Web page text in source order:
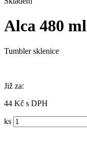
Alca 480 ml
Tumbler sklenice
Již za:
44 Kč s DPH
ks